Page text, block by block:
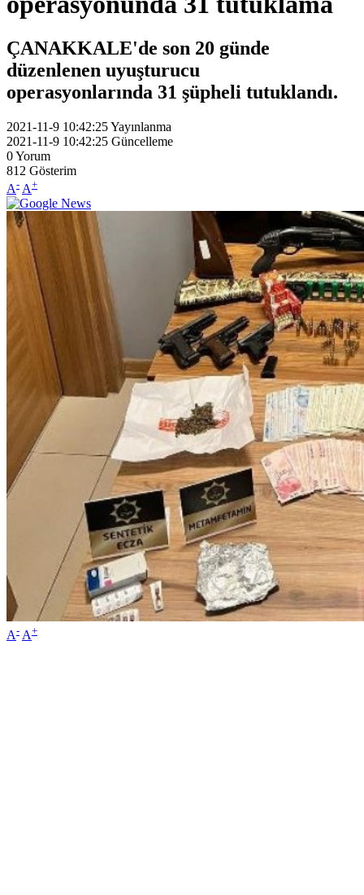
ÇANAKKALE'de son 20 günde
düzenlenen uyuşturucu
operasyonlarında 31 şüpheli tutuklandı.
2021-11-9 10:42:25Yayınlanma
2021-11-9 10:42:25 Güncelleme
0Yorum
812 Gösterim
A- A+
A- A+